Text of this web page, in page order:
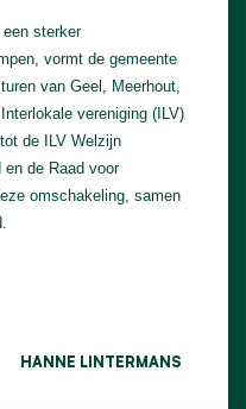
sterker
vormt de gemeente
van Geel, Meerhout,
vereniging (ILV)
de ILV Welzijn
en de Raad voor
omschakeling, samen
HANNE LINTERMANS